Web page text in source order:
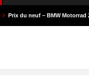
du neuf – BMW Motorrad 2024